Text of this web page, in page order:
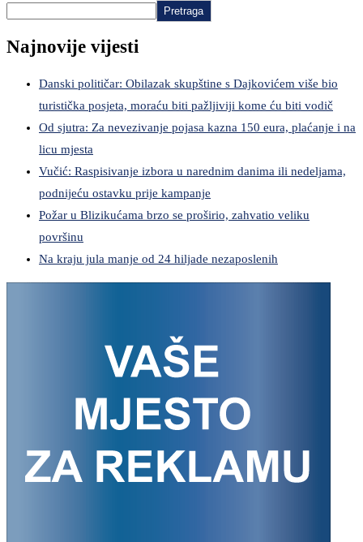
Pretraga
Najnovije vijesti
Danski političar: Obilazak skupštine s Dajkovićem više bio
turistička posjeta, moraću biti pažljiviji kome ću biti vodič
Od sjutra: Za nevezivanje pojasa kazna 150 eura, plaćanje i na
licu mjesta
Vučić: Raspisivanje izbora u narednim danima ili nedeljama,
podnijeću ostavku prije kampanje
Požar u Blizikućama brzo se proširio, zahvatio veliku
površinu
Na kraju jula manje od 24 hiljade nezaposlenih